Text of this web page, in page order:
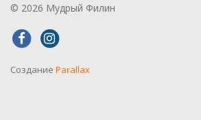
© 2026 Мудрый Филин
Создание Parallax